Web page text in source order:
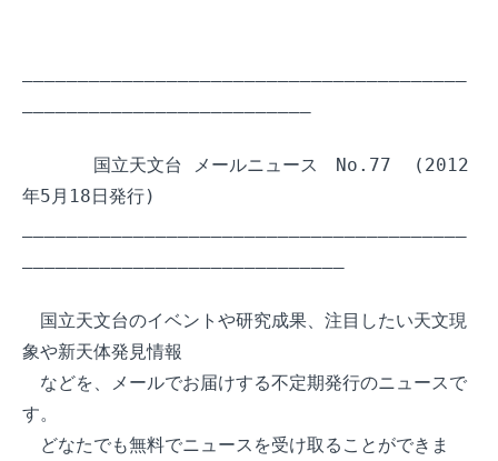
国立天文台 メールニュース　No.77  (2012
年5月18日発行)
国立天文台のイベントや研究成果、注目したい天文現
象や新天体発見情報
などを、メールでお届けする不定期発行のニュースで
す。
どなたでも無料でニュースを受け取ることができま